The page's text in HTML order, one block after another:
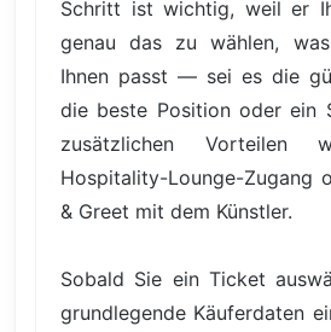
Schritt ist wichtig, weil er
genau das zu wählen,
Ihnen passt — sei es die
die beste Position oder ein
zusätzlichen Vorteilen
Hospitality-Lounge-Zugang
& Greet mit dem Künstler.
Sobald Sie ein Ticket
grundlegende Käuferdaten